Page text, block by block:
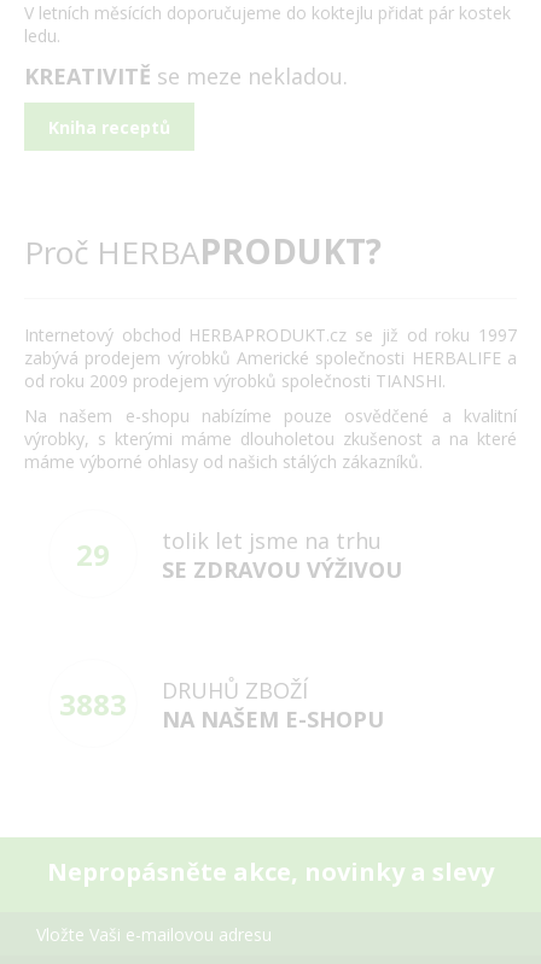
V letních měsících doporučujeme do koktejlu přidat pár kostek
ledu.
KREATIVITĚ se meze nekladou.
Kniha receptů
Proč HERBAPRODUKT?
Internetový obchod HERBAPRODUKT.cz se již od roku 1997
zabývá prodejem výrobků Americké společnosti HERBALIFE a
od roku 2009 prodejem výrobků společnosti TIANSHI.
Na našem e-shopu nabízíme pouze osvědčené a kvalitní
výrobky, s kterými máme dlouholetou zkušenost a na které
máme výborné ohlasy od našich stálých zákazníků.
29
tolik let jsme na trhu
SE ZDRAVOU VÝŽIVOU
3883
DRUHŮ ZBOŽÍ
NA NAŠEM E-SHOPU
Nepropásněte akce, novinky a slevy